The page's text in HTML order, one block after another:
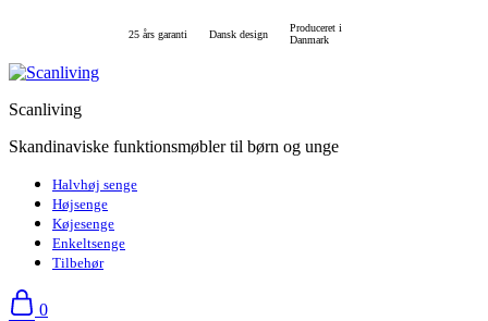
25 års garanti Dansk design
Produceret i
Danmark
Scanliving
Skandinaviske funktionsmøbler til børn og unge
Halvhøj senge
Højsenge
Køjesenge
Enkeltsenge
Tilbehør
0